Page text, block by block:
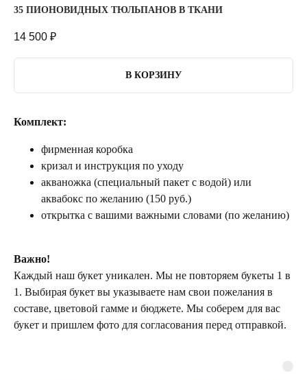
35 ПИОНОВИДНЫХ ТЮЛЬПАНОВ В ТКАНИ
14 500 ₽
В КОРЗИНУ
Комплект:
фирменная коробка
кризал и инструкция по уходу
акваножка (специальный пакет с водой) или
аквабокс по желанию (150 руб.)
открытка с вашими важными словами (по желанию)
Важно!
Каждый наш букет уникален. Мы не повторяем букеты 1 в
1. Выбирая букет вы указываете нам свои пожелания в
составе, цветовой гамме и бюджете. Мы соберем для вас
букет и пришлем фото для согласования перед отправкой.